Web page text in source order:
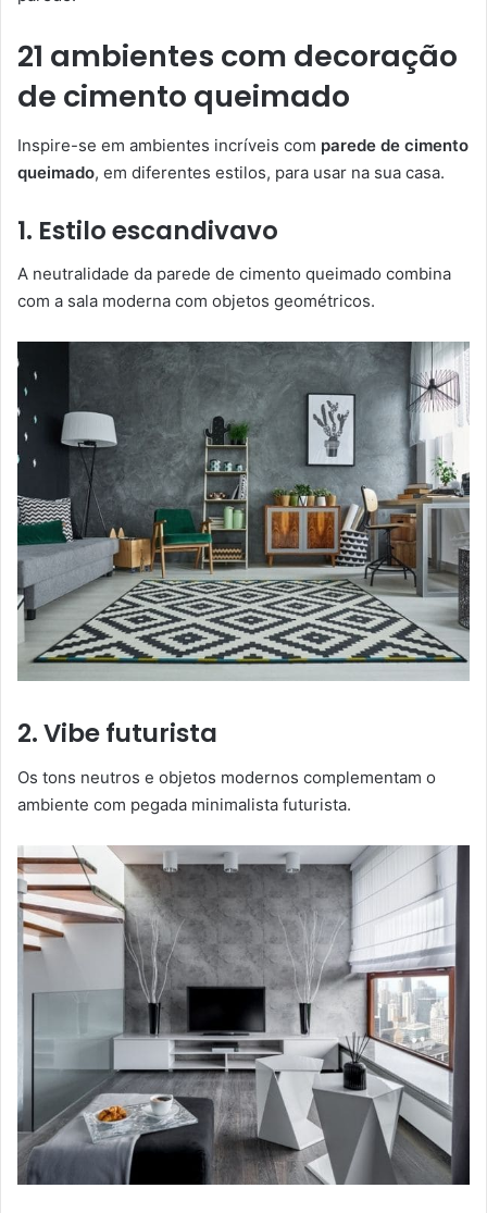
21 ambientes com decoração
de cimento queimado
Inspire-se em ambientes incríveis com parede de cimento
queimado, em diferentes estilos, para usar na sua casa.
1. Estilo escandivavo
A neutralidade da parede de cimento queimado combina
com a sala moderna com objetos geométricos.
2. Vibe futurista
Os tons neutros e objetos modernos complementam o
ambiente com pegada minimalista futurista.